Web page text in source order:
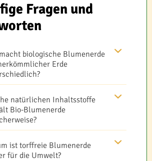
Fragen und
biologische Blumenerde
Erde
natürlichen Inhaltsstoffe
Bio-Blumenerde
ist torffreie Blumenerde
für die Umwelt?